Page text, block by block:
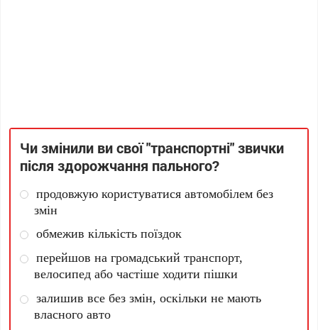
Чи змінили ви свої "транспортні" звички
після здорожчання пального?
продовжую користуватися автомобілем без
змін
обмежив кількість поїздок
перейшов на громадський транспорт,
велосипед або частіше ходити пішки
залишив все без змін, оскільки не мають
власного авто